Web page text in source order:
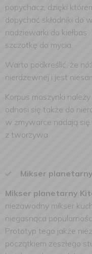
popychacz, dzięki
dopychać składniki do
nadziewarki do
szczotkę do mycia.
Warto podkreślić, że
nierdzewnej i jest
Korpus maszynki
odnosi się także do
w zmywarce nadają
z tworzywa.
Mikser
Mikser planetarny
niezawodny mikser
niegasnąca
Prototyp tego jakże
początkiem zeszłego